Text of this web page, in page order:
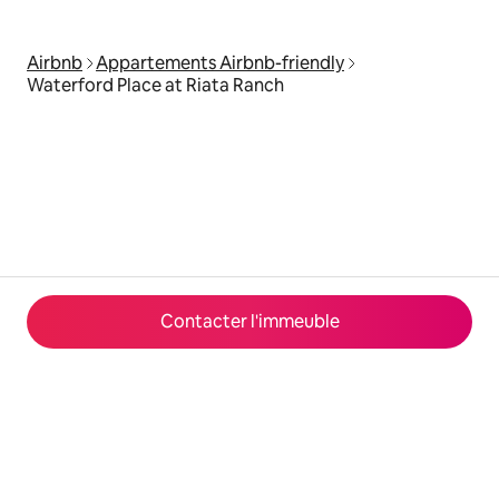
Contacter l'immeuble
Airbnb Appartements Airbnb-friendly
Waterford Place at Riata Ranch